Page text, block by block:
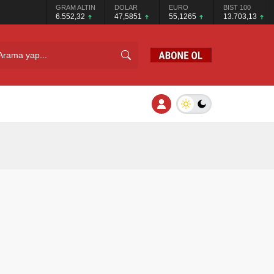
GRAM ALTIN
6.552,32
DOLAR
47,5851
EURO
55,1265
BIST 100
13.703,13